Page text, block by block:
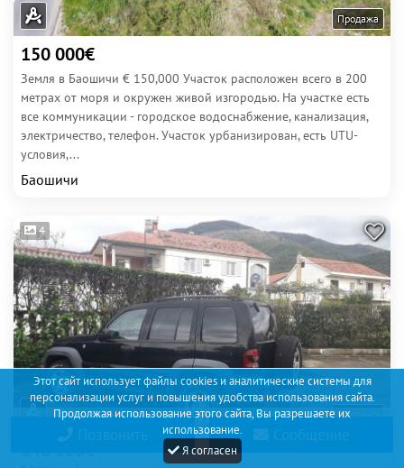
Этот сайт использует файлы cookies и аналитические системы для
персонализации услуг и повышения удобства использования сайта.
Продолжая использование этого сайта, Вы разрешаете их
использование.
Я согласен
Продажа
150 000€
Земля в Баошичи € 150,000 Участок расположен всего в 200
метрах от моря и окружен живой изгородью. На участке есть
все коммуникации - городское водоснабжение, канализация,
электричество, телефон. Участок урбанизирован, есть UTU-
условия,...
Баошичи
4
Продажа
140 000€
Позвонить Сообщение